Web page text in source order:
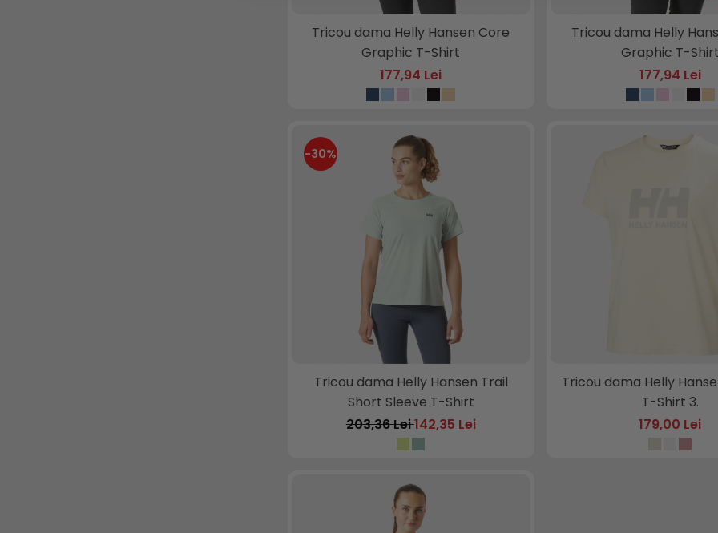
Tricou dama Helly Hansen Core
Graphic T-Shirt
177,94 Lei
Tricou dama Helly
Graphic T-Shirt
177,94 Lei
-30%
Tricou dama Helly Hansen Trail
Short Sleeve T-Shirt
203,36 Lei142,35 Lei
Tricou dama Helly
T-Shirt 3.
179,00 Lei